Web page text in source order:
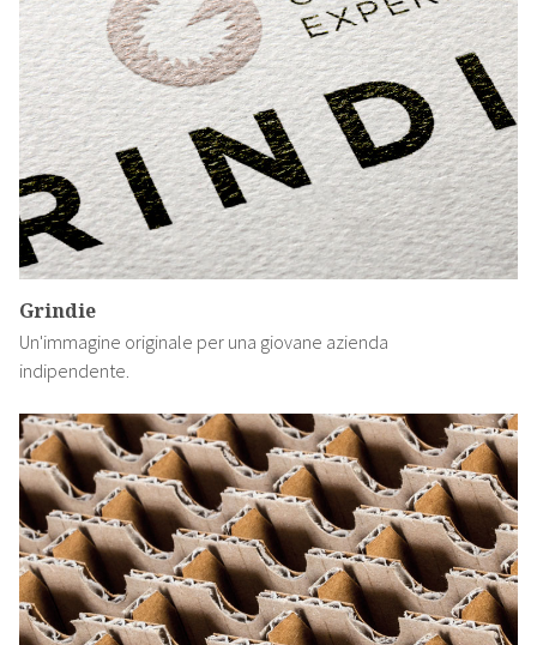
Grindie
Un'immagine originale per una giovane azienda
indipendente.